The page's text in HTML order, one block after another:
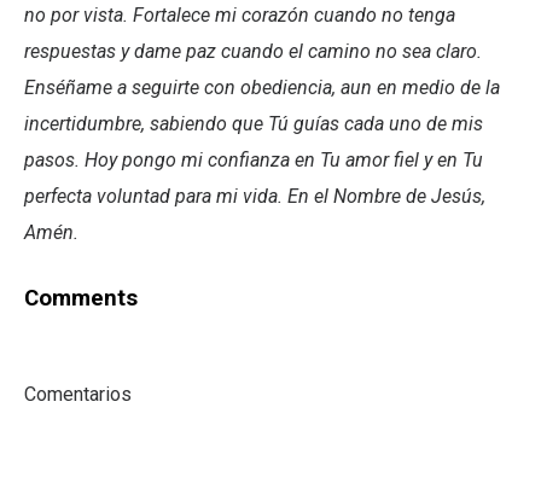
no por vista. Fortalece mi corazón cuando no tenga
respuestas y dame paz cuando el camino no sea claro.
Enséñame a seguirte con obediencia, aun en medio de la
incertidumbre, sabiendo que Tú guías cada uno de mis
pasos. Hoy pongo mi confianza en Tu amor fiel y en Tu
perfecta voluntad para mi vida. En el Nombre de Jesús,
Amén.
Comments
Comentarios